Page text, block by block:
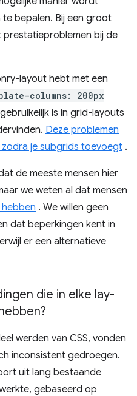
bepalen. Bij een groot
bij de
layout hebt met een
columns: 200px
is in grid-layouts
Deze problemen
je subgrids toevoegt .
de meeste mensen hier
we weten al dat mensen
. We willen geen
dat beperkingen kent in
er een alternatieve
die in elke lay-
werden van CSS, vonden
inconsistent gedroegen.
uit lang bestaande
gebaseerd op